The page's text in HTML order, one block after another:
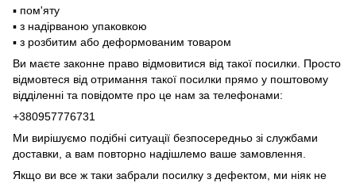
▪️ пом'яту
▪️ з надірваною упаковкою
▪️ з розбитим або деформованим товаром
Ви маєте законне право відмовитися від такої посилки. Просто
відмовтеся від отримання такої посилки прямо у поштовому
відділенні та повідомте про це нам за телефонами:
+380957776731
Ми вирішуємо подібні ситуації безпосередньо зі службами
доставки, а вам повторно надішлемо ваше замовлення.
Якщо ви все ж таки забрали посилку з дефектом, ми ніяк не